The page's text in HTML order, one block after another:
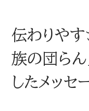
伝わりやす
族の団らん
したメッセ